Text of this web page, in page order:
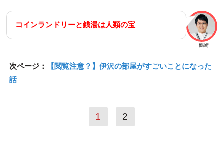
鶴崎
コインランドリーと銭湯は人類の宝
次ページ：
【閲覧注意？】伊沢の部屋がすごいことになった
話
1 2